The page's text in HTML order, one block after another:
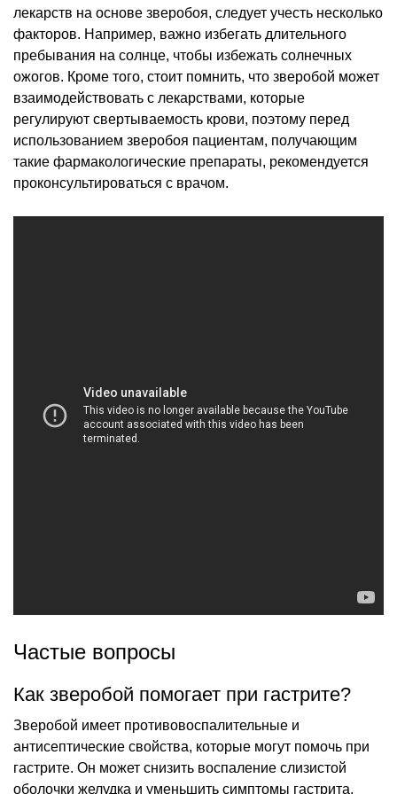
лекарств на основе зверобоя, следует учесть несколько
факторов. Например, важно избегать длительного
пребывания на солнце, чтобы избежать солнечных
ожогов. Кроме того, стоит помнить, что зверобой может
взаимодействовать с лекарствами, которые
регулируют свертываемость крови, поэтому перед
использованием зверобоя пациентам, получающим
такие фармакологические препараты, рекомендуется
проконсультироваться с врачом.
Частые вопросы
Как зверобой помогает при гастрите?
Зверобой имеет противовоспалительные и
антисептические свойства, которые могут помочь при
гастрите. Он может снизить воспаление слизистой
оболочки желудка и уменьшить симптомы гастрита,